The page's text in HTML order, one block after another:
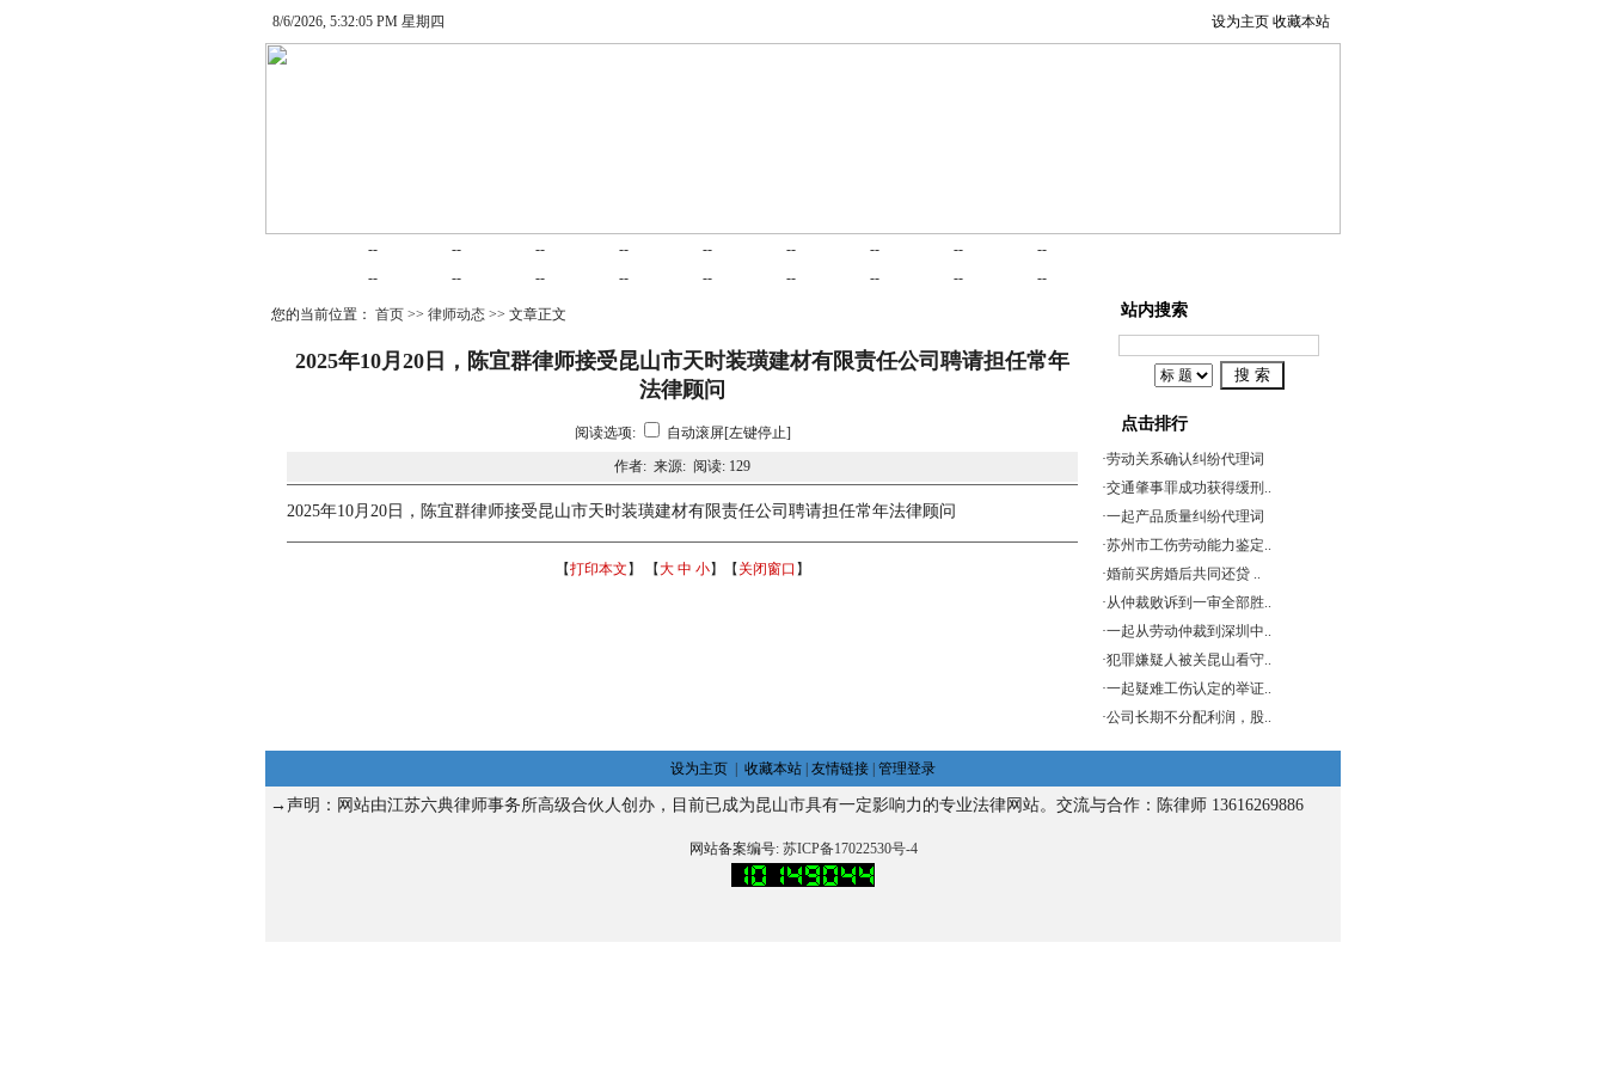
8/6/2026, 5:32:05 PM 星期四 设为主页 收藏本站
-- -- -- -- -- -- -- -- --
-- -- -- -- -- -- -- -- --
您的当前位置： 首页 >> 律师动态 >> 文章正文
2025年10月20日，陈宜群律师接受昆山市天时装璜建材有限责任公司聘请担任常年
法律顾问
阅读选项:
自动滚屏[左键停止]
作者: 来源: 阅读: 129
2025年10月20日，陈宜群律师接受昆山市天时装璜建材有限责任公司聘请担任常年法律顾问
【打印本文 】 【大 中 小】【 关闭窗口 】
站内搜索
点击排行
·劳动关系确认纠纷代理词
·交通肇事罪成功获得缓刑..
·一起产品质量纠纷代理词
·苏州市工伤劳动能力鉴定..
·婚前买房婚后共同还贷 ..
·从仲裁败诉到一审全部胜..
·一起从劳动仲裁到深圳中..
·犯罪嫌疑人被关昆山看守..
·一起疑难工伤认定的举证..
·公司长期不分配利润，股..
设为主页 收藏本站 友情链接 管理登录
→声明：网站由江苏六典律师事务所高级合伙人创办，目前已成为昆山市具有一定影响力的专业法律网站。 交流与合作：陈律师 13616269886
网站备案编号:苏ICP备17022530号-4